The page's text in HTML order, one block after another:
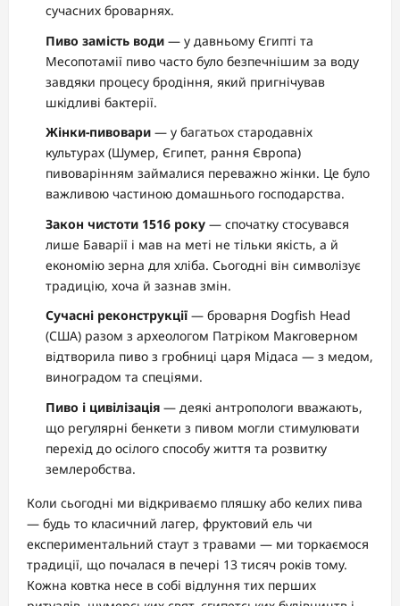
сучасних броварнях.
Пиво замість води — у давньому Єгипті та
Месопотамії пиво часто було безпечнішим за воду
завдяки процесу бродіння, який пригнічував
шкідливі бактерії.
Жінки-пивовари — у багатьох стародавніх
культурах (Шумер, Єгипет, рання Європа)
пивоварінням займалися переважно жінки. Це було
важливою частиною домашнього господарства.
Закон чистоти 1516 року — спочатку стосувався
лише Баварії і мав на меті не тільки якість, а й
економію зерна для хліба. Сьогодні він символізує
традицію, хоча й зазнав змін.
Сучасні реконструкції — броварня Dogfish Head
(США) разом з археологом Патріком Макговерном
відтворила пиво з гробниці царя Мідаса — з медом,
виноградом та спеціями.
Пиво і цивілізація — деякі антропологи вважають,
що регулярні бенкети з пивом могли стимулювати
перехід до осілого способу життя та розвитку
землеробства.
Коли сьогодні ми відкриваємо пляшку або келих пива
— будь то класичний лагер, фруктовий ель чи
експериментальний стаут з травами — ми торкаємося
традиції, що почалася в печері 13 тисяч років тому.
Кожна ковтка несе в собі відлуння тих перших